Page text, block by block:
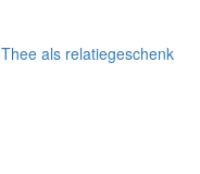
Thee als relatiegeschenk